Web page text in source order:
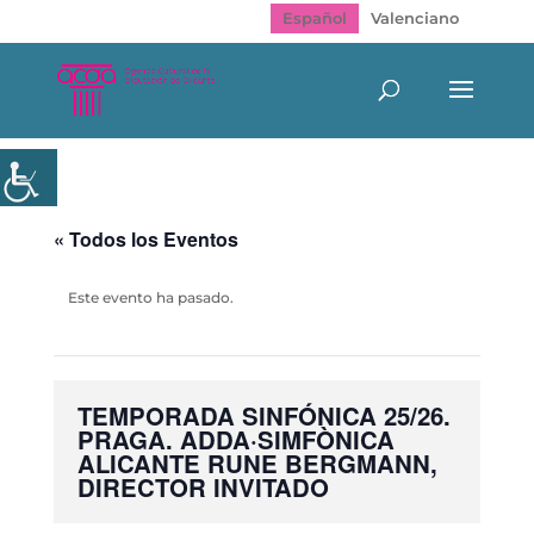
Español Valenciano
« Todos los Eventos
Este evento ha pasado.
TEMPORADA SINFÓNICA 25/26.
PRAGA. ADDA·SIMFÒNICA
ALICANTE RUNE BERGMANN,
DIRECTOR INVITADO